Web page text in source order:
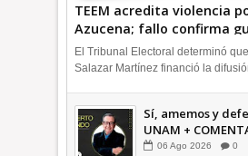
TEEM acredita violencia
Azucena; fallo confirma
Octavio Martínez
El Tribunal Electoral determinó
Salazar Martínez financió la
Sí, amemos y
UNAM +
TIEMPO
06 Ago 2026 0